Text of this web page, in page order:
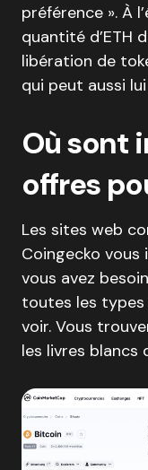
préférence ». À
quantité d’ETH
libération de
qui peut aussi
Où sont
offres
Les sites web
Coingecko
vous avez
toutes les types
voir. Vous
les livres blancs